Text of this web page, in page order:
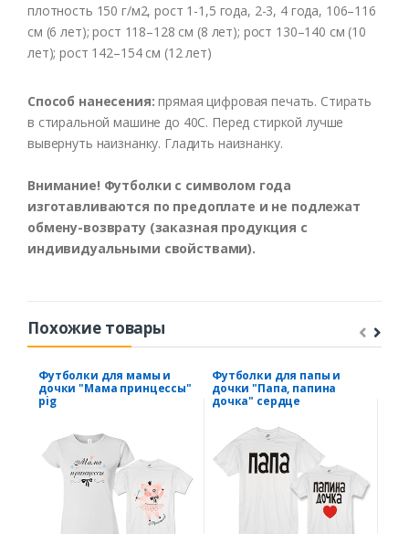
плотность 150 г/м2, рост 1-1,5 года, 2-3, 4 года, 106–116
см (6 лет); рост 118–128 см (8 лет); рост 130–140 см (10
лет); рост 142–154 см (12 лет)
Способ нанесения: прямая цифровая печать. Стирать
в стиральной машине до 40С. Перед стиркой лучше
вывернуть наизнанку. Гладить наизнанку.
Внимание! Футболки с символом года
изготавливаются по предоплате и не подлежат
обмену-возврату (заказная продукция с
индивидуальными свойствами).
Похожие товары
Футболки для мамы и
дочки "Мама принцессы"
pig
Футболки для папы и
дочки "Папа, папина
дочка" сердце